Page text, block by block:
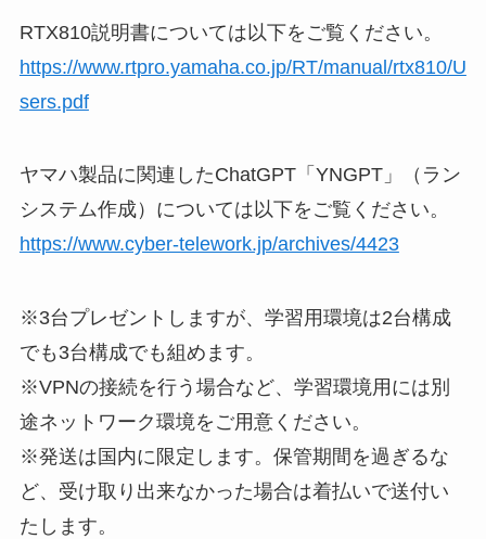
RTX810説明書については以下をご覧ください。
https://www.rtpro.yamaha.co.jp/RT/manual/rtx810/U
sers.pdf
ヤマハ製品に関連したChatGPT「YNGPT」（ラン
システム作成）については以下をご覧ください。
https://www.cyber-telework.jp/archives/4423
※3台プレゼントしますが、学習用環境は2台構成
でも3台構成でも組めます。
※VPNの接続を行う場合など、学習環境用には別
途ネットワーク環境をご用意ください。
※発送は国内に限定します。保管期間を過ぎるな
ど、受け取り出来なかった場合は着払いで送付い
たします。